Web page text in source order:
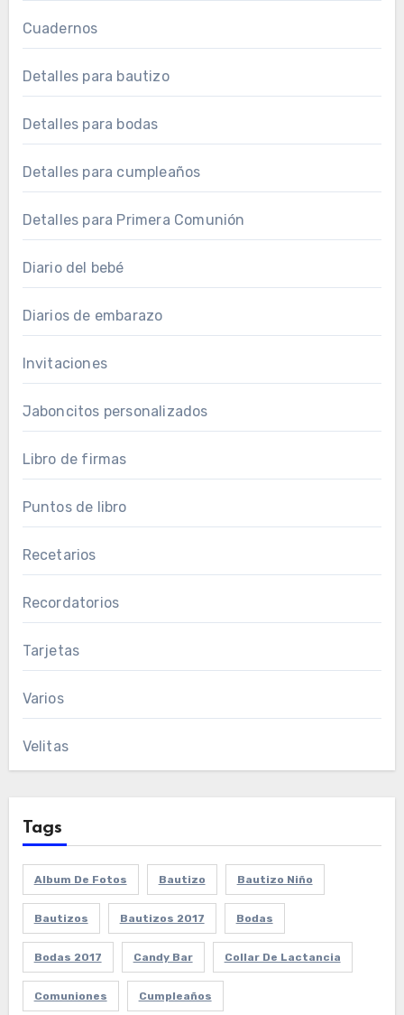
Cuadernos
Detalles para bautizo
Detalles para bodas
Detalles para cumpleaños
Detalles para Primera Comunión
Diario del bebé
Diarios de embarazo
Invitaciones
Jaboncitos personalizados
Libro de firmas
Puntos de libro
Recetarios
Recordatorios
Tarjetas
Varios
Velitas
Tags
Album De Fotos Bautizo Bautizo Niño
Bautizos Bautizos 2017 Bodas
Bodas 2017 Candy Bar Collar De Lactancia
Comuniones Cumpleaños